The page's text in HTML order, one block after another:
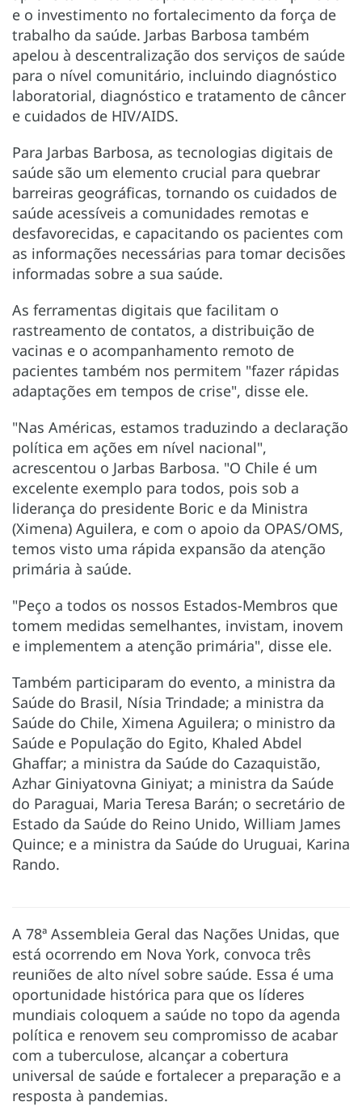
e o investimento no fortalecimento da força de
trabalho da saúde. Jarbas Barbosa também
apelou à descentralização dos serviços de saúde
para o nível comunitário, incluindo diagnóstico
laboratorial, diagnóstico e tratamento de câncer
e cuidados de HIV/AIDS.
Para Jarbas Barbosa, as tecnologias digitais de
saúde são um elemento crucial para quebrar
barreiras geográficas, tornando os cuidados de
saúde acessíveis a comunidades remotas e
desfavorecidas, e capacitando os pacientes com
as informações necessárias para tomar decisões
informadas sobre a sua saúde.
As ferramentas digitais que facilitam o
rastreamento de contatos, a distribuição de
vacinas e o acompanhamento remoto de
pacientes também nos permitem "fazer rápidas
adaptações em tempos de crise", disse ele.
"Nas Américas, estamos traduzindo a declaração
política em ações em nível nacional",
acrescentou o Jarbas Barbosa. "O Chile é um
excelente exemplo para todos, pois sob a
liderança do presidente Boric e da Ministra
(Ximena) Aguilera, e com o apoio da OPAS/OMS,
temos visto uma rápida expansão da atenção
primária à saúde.
"Peço a todos os nossos Estados-Membros que
tomem medidas semelhantes, invistam, inovem
e implementem a atenção primária", disse ele.
Também participaram do evento, a ministra da
Saúde do Brasil, Nísia Trindade; a ministra da
Saúde do Chile, Ximena Aguilera; o ministro da
Saúde e População do Egito, Khaled Abdel
Ghaffar; a ministra da Saúde do Cazaquistão,
Azhar Giniyatovna Giniyat; a ministra da Saúde
do Paraguai, Maria Teresa Barán; o secretário de
Estado da Saúde do Reino Unido, William James
Quince; e a ministra da Saúde do Uruguai, Karina
Rando.
A 78ª Assembleia Geral das Nações Unidas, que
está ocorrendo em Nova York, convoca três
reuniões de alto nível sobre saúde. Essa é uma
oportunidade histórica para que os líderes
mundiais coloquem a saúde no topo da agenda
política e renovem seu compromisso de acabar
com a tuberculose, alcançar a cobertura
universal de saúde e fortalecer a preparação e a
resposta à pandemias.